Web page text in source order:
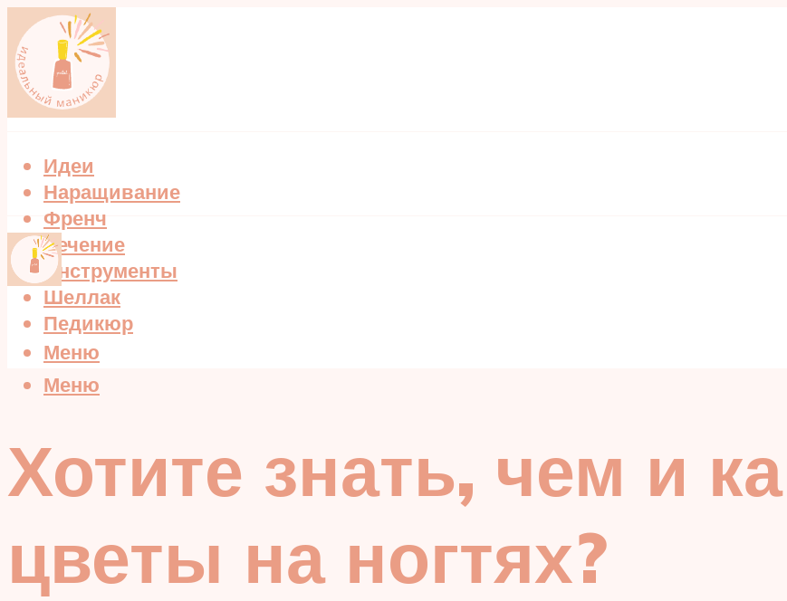
Идеи
Наращивание
Френч
Лечение
Инструменты
Шеллак
Педикюр
Меню
Меню
Хотите знать, чем и
цветы на ногтях?